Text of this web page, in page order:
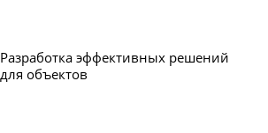
Разработка эффективных решений
для объектов